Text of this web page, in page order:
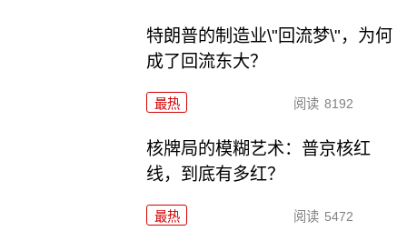
特朗普的制造业\"回流梦\"，为何
成了回流东大？
最热 阅读 8192
核牌局的模糊艺术：普京核红
线，到底有多红？
最热 阅读 5472